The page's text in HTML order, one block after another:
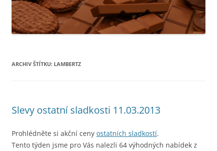
ARCHIV ŠTÍTKU: LAMBERTZ
Slevy ostatní sladkosti 11.03.2013
Prohlédněte si akční ceny ostatních sladkostí.
Tento týden jsme pro Vás nalezli 64 výhodných nabídek z